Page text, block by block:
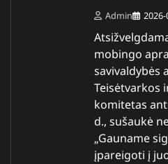
Admin
mobingo
savivaldybės
Teisėtvarkos
komitetas
d., sušaukė
„Gauname
įpareigoti į